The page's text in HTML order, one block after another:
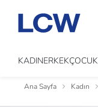
KADINERKEKÇOCUK
Ana Sayfa Kadın